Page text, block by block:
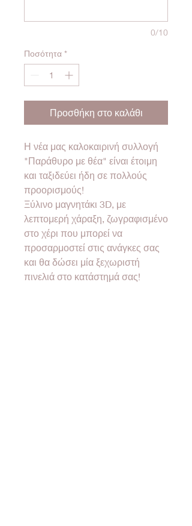
0/10
Ποσότητα *
Προσθήκη στο καλάθι
Η νέα μας καλοκαιρινή συλλογή
"Παράθυρο με θέα" είναι έτοιμη
και ταξιδεύει ήδη σε πολλούς
προορισμούς!
Ξύλινο μαγνητάκι 3D, με
λεπτομερή χάραξη, ζωγραφισμένο
στο χέρι που μπορεί να
προσαρμοστεί στις ανάγκες σας
και θα δώσει μία ξεχωριστή
πινελιά στο κατάστημά σας!